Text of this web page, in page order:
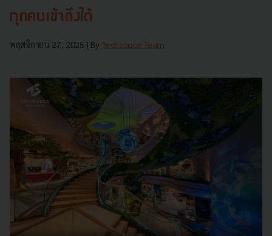
ทุกคนเข้าถึงได้
พฤศจิกายน 27, 2025 | By Techsauce Team